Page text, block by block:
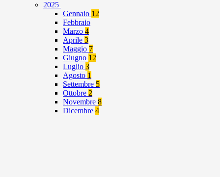
2025
Gennaio 12
Febbraio
Marzo 4
Aprile 3
Maggio 7
Giugno 12
Luglio 3
Agosto 1
Settembre 5
Ottobre 2
Novembre 8
Dicembre 4